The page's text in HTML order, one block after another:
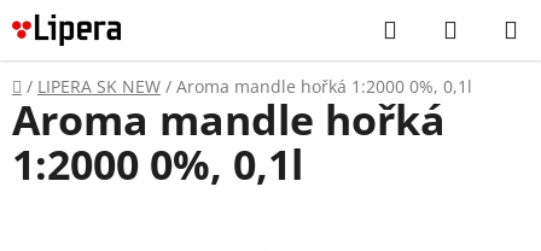
Prejsť
na
obsah
Hľadať
KOŠÍK
Domov
/ LIPERA SK NEW / Aroma mandle hořká 1:2000 0%, 0,1l
Aroma mandle hořká
1:2000 0%, 0,1l